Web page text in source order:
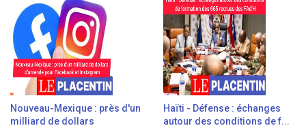
Nouveau-Mexique : près d'un
milliard de dollars
Haïti - Défense : échanges
autour des conditions de f...